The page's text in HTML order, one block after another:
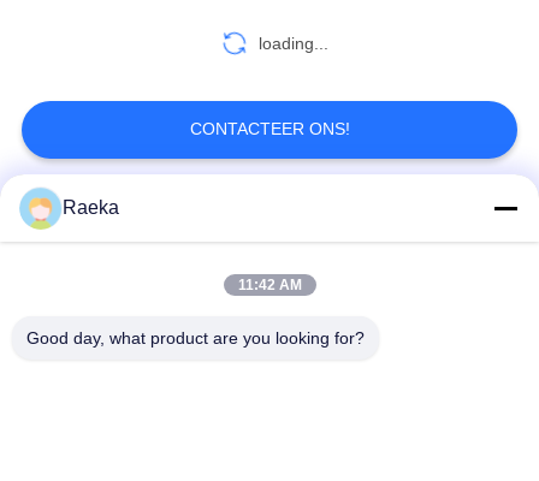
Vacuümpompolie
Moleculaire
Vacuümpomp
7
loading...
CONTACTEER ONS!
populaire categorieën
vinvacuümpomp
Raeka
11:42 AM
Good day, what product are you looking for?